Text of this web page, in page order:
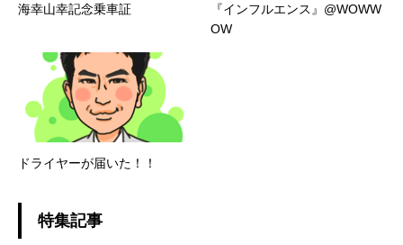
海幸山幸記念乗車証
『インフルエンス』@WOWW
OW
ドライヤーが届いた！！
特集記事